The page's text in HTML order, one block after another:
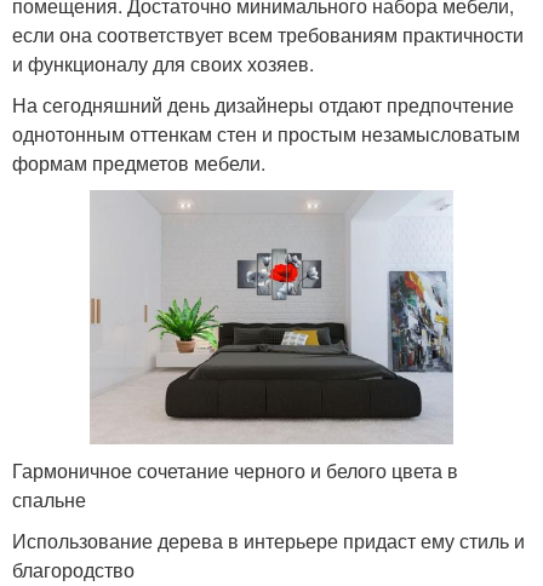
если она соответствует всем требованиям практичности
и функционалу для своих хозяев.
На сегодняшний день дизайнеры отдают предпочтение
однотонным оттенкам стен и простым незамысловатым
формам предметов мебели.
Гармоничное сочетание черного и белого цвета в
спальне
Использование дерева в интерьере придаст ему стиль и
благородство